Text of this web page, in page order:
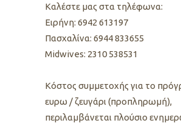
Καλέστε μας στα τηλέφωνα:
Ειρήνη: 6942 613197
Πασχαλίνα: 6944 833655
Midwives: 2310 538531
Kόστος συμμετοχής για το
ευρω / ζευγάρι (προπληρωμή),
περιλαμβάνεται πλούσιο